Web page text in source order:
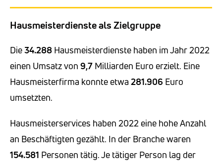
Hausmeisterdienste als Zielgruppe
Die34.288 Hausmeisterdienste haben im Jahr 2022
einen Umsatz von 9,7 Milliarden Euro erzielt. Eine
Hausmeisterfirma konnte etwa 281.906 Euro
umsetzten.
Hausmeisterservices haben 2022 eine hohe Anzahl
an Beschäftigten gezählt. In der Branche waren
154.581 Personen tätig. Je tätiger Person lag der